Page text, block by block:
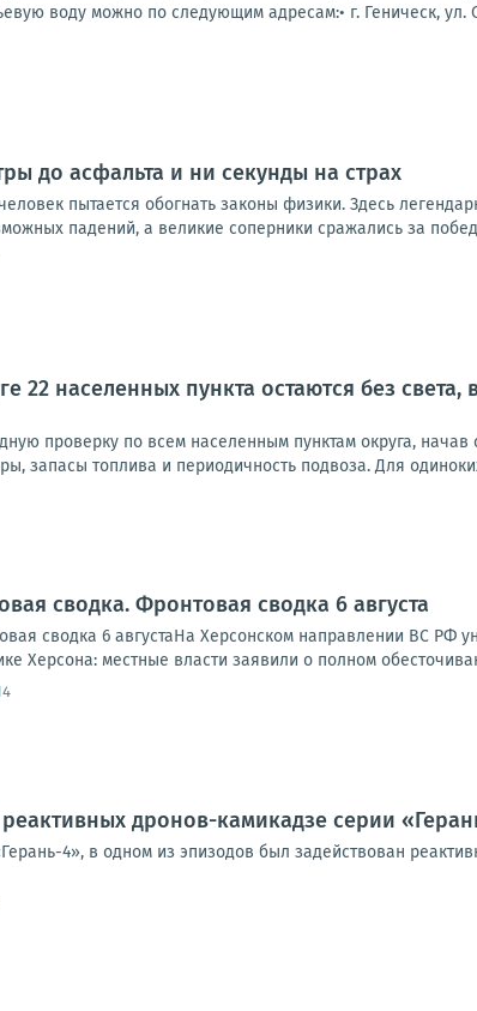
воду можно по следующим адресам:• г. Геническ, ул.
до асфальта и ни секунды на страх
пытается обогнать законы физики. Здесь
падений, а великие соперники сражались за
22 населенных пункта остаются без
проверку по всем населенным пунктам округа,
запасы топлива и периодичность подвоза. Для
сводка. Фронтовая сводка 6 августа
сводка 6 августаНа Херсонском направлении ВС РФ
Херсона: местные власти заявили о полном
дронов-камикадзе серии
4», в одном из эпизодов был задействован